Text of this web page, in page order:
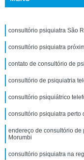
consultório psiquiatra São
consultório psiquiatra
contato de consultório de
consultório de psiquiatria
consultório psiquiátrico
consultório psiquiatra perto
endereço de consultório
Morumbi
consultório psiquiatra na